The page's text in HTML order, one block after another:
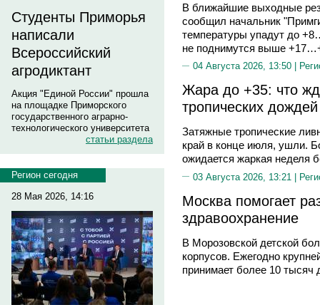
Студенты Приморья
написали
Всероссийский
агродиктант
Акция "Единой России" прошла
на площадке Приморского
государственного аграрно-
технологического университета
статьи раздела
Регион сегодня
28 Мая 2026, 14:16
В ближайшие выходные
сообщил начальник
температуры упадут до
не поднимутся выше
04 Августа 2026, 13:50 |
Жара до +35: что
тропических дождей
Затяжные тропические
край в конце июля, ушли.
ожидается жаркая неделя
03 Августа 2026, 13:21 |
Москва помогает
здравоохранение
В Морозовской детской
корпусов. Ежегодно
принимает более 10 тысяч